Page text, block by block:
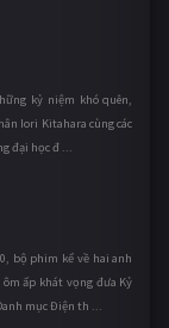
kỷ niệm khó quên,
Iori Kitahara cùng các
đại học đ ...
bộ phim kể về hai anh
ấp khát vọng đưa Kỷ
mục Điện th ...